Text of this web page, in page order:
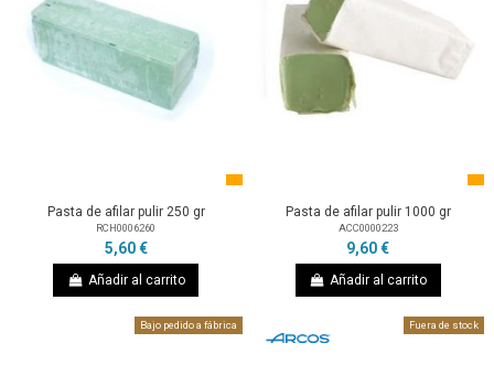
Pasta de afilar pulir 250 gr
RCH0006260
5,60 €
Añadir al carrito
Pasta de afilar pulir 1000 gr
ACC0000223
9,60 €
Añadir al carrito
Bajo pedido a fábrica Fuera de stock